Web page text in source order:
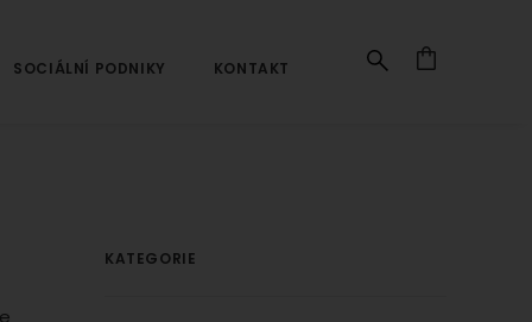
KATEGORIE
SOCIÁLNÍ PODNIKY KONTAKT